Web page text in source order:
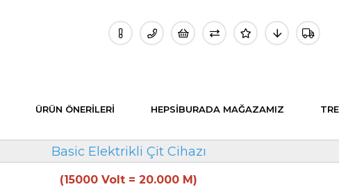
ÜRÜN ÖNERILERI HEPSIBURADA MAĞAZAMIZ
Basic Elektrikli Çit Cihazı
(15000 Volt = 20.000 M)